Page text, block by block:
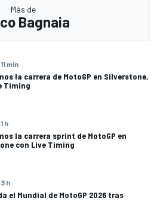
Más de
Bagnaia
11 min
la carrera de MotoGP en Silverstone,
Timing
1 h
la carrera sprint de MotoGP en
con Live Timing
3 h
el Mundial de MotoGP 2026 tras